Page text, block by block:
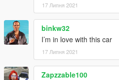
17 Липня 2021
binkw32
I’m in love with this car
17 Липня 2021
Zapzzable100